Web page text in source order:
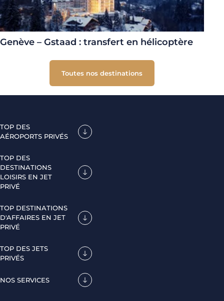
Genève – Gstaad : transfert en hélicoptère
Toutes nos destinations
TOP DES
AÉROPORTS PRIVÉS
TOP DES
DESTINATIONS
LOISIRS EN JET
PRIVÉ
TOP DESTINATIONS
D'AFFAIRES EN JET
PRIVÉ
TOP DES JETS
PRIVÉS
NOS SERVICES